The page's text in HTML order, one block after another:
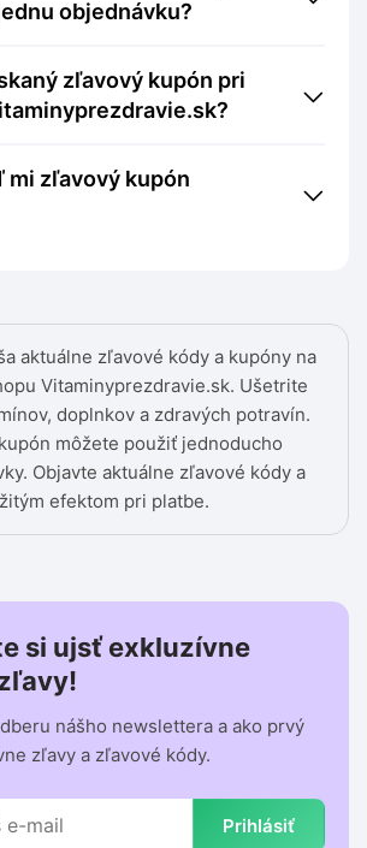
aktuálne zľavové kódy a kupóny na
Vitaminyprezdravie.sk. Ušetrite
doplnkov a zdravých potravín.
môžete použiť jednoducho
Objavte aktuálne zľavové kódy a
efektom pri platbe.
objednávku?
si ujsť exkluzívne
nášho newslettera a ako prvý
zľavy a zľavové kódy.
Prihlásiť